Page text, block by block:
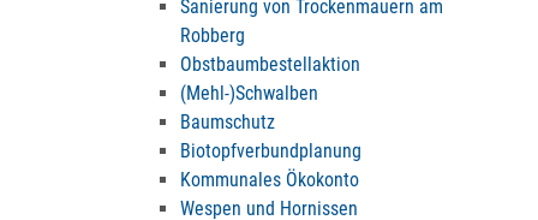
Sanierung von Trockenmauern am
Robberg
Obstbaumbestellaktion
(Mehl-)Schwalben
Baumschutz
Biotopfverbundplanung
Kommunales Ökokonto
Wespen und Hornissen